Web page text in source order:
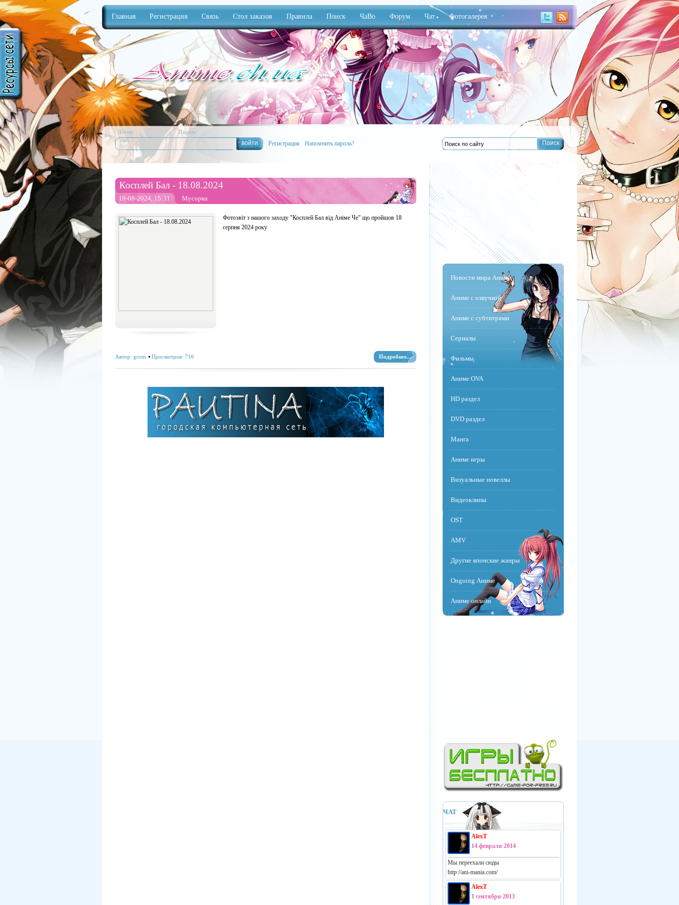
Главная Регистрация Связь Стол заказов Правила Поиск ЧаВо Форум Чат Фотогалерея
Anime
Логин: Пароль:
Регистрация Напомнить пароль?
Косплей Бал - 18.08.2024
19-08-2024, 15:31 Мусорка
Фотозвіт з нашого заходу "Косплей Бал від Аніме Че" що пройшов 18
серпня 2024 року
Подробнее...
Автор: grom Просмотров: 716
Новости мира Аниме
Аниме с озвучкой
Аниме с субтитрами
Сериалы
Фильмы
Аниме OVA
HD раздел
DVD раздел
Манга
Аниме игры
Визуальные новеллы
Видеоклипы
OST
AMV
Другие японские жанры
Ongoing Аниме
Аниме онлайн
ЧАТ
AlexT
14 февраля 2014
Мы переехали сюды
http://ani-mania.com/
AlexT
1 сентября 2013